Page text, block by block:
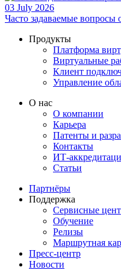
03 July 2026
Часто задаваемые вопросы
Продукты
Платформа
Виртуальные
Клиент
Управление
О нас
О компании
Карьера
Патенты и
Контакты
ИТ-
Статьи
Партнёры
Поддержка
Сервисные
Обучение
Релизы
Маршрутная
Пресс-центр
Новости